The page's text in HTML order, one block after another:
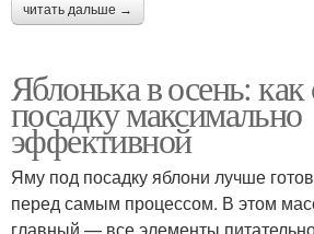
читать дальше →
Яблонька в осень: как
посадку максимально
эффективной
Яму под посадку яблони лучше
перед самым процессом. В этом
главный — все элементы